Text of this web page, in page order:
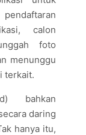
calon
foto
menunggu
terkait.
bahkan
daring
hanya itu,